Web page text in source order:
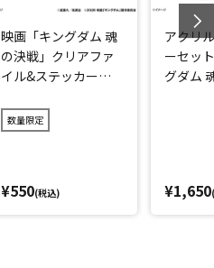
映画「キングダム 魂
の決戦」クリアファ
イル&ステッカーセ
数量限定
¥550(税込)
アクリ
ーセッ
グダム
¥1,650